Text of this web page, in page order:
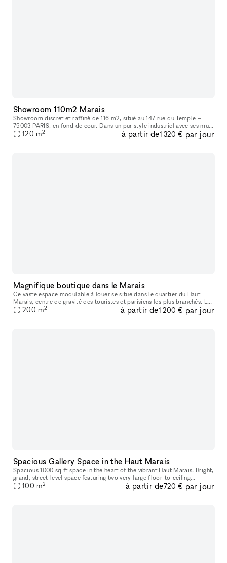
Showroom 110m2 Marais
Showroom discret et raffiné de 116 m2, situé au 147 rue du Temple –
75003 PARIS, en fond de cour. Dans un pur style industriel avec ses murs
blancs et son sol en béton, il bénéficie d’une lumière du
120 m2 à partir de1 320 € par jour
Magnifique boutique dans le Marais
Ce vaste espace modulable à louer se situe dans le quartier du Haut
Marais, centre de gravité des touristes et parisiens les plus branchés. Les
boutiques y sont pointues, les bars et restaurants, con
200 m2 à partir de1 200 € par jour
Spacious Gallery Space in the Haut Marais
Spacious 1000 sq ft space in the heart of the vibrant Haut Marais. Bright,
grand, street-level space featuring two very large floor-to-ceiling
windows that open directly onto the street, offering str
100 m2 à partir de720 € par jour